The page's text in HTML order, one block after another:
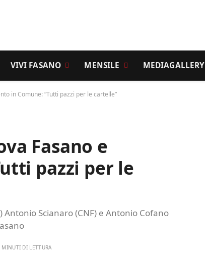
VIVI FASANO MENSILE MEDIAGALLERY
in Comune: “Tutti pazzi per le cartelle”
Fasano e
pazzi per le
Scianaro (CNF) e Antonio Cofano
MINUTI DI LETTURA